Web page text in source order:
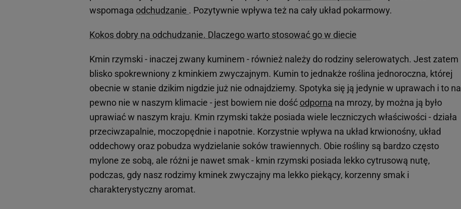
wspomaga odchudzanie . Pozytywnie wpływa też na cały układ pokarmowy.
Kokos dobry na odchudzanie. Dlaczego warto stosować go w diecie
Kmin rzymski - inaczej zwany kuminem - również należy do rodziny selerowatych. Jest zatem
blisko spokrewniony z kminkiem zwyczajnym. Kumin to jednakże roślina jednoroczna, której
obecnie w stanie dzikim nigdzie już nie odnajdziemy. Spotyka się ją jedynie w uprawach i to na
pewno nie w naszym klimacie - jest bowiem nie dość odporna na mrozy, by można ją było
uprawiać w naszym kraju. Kmin rzymski także posiada wiele leczniczych właściwości - działa
przeciwzapalnie, moczopędnie i napotnie. Korzystnie wpływa na układ krwionośny, układ
oddechowy oraz pobudza wydzielanie soków trawiennych. Obie rośliny są bardzo często
mylone ze sobą, ale różni je nawet smak - kmin rzymski posiada lekko cytrusową nutę,
podczas, gdy nasz rodzimy kminek zwyczajny ma lekko piekący, korzenny smak i
charakterystyczny aromat.